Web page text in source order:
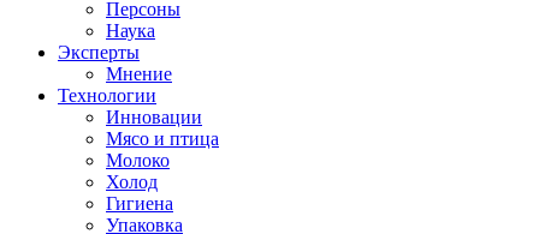
Персоны
Наука
Эксперты
Мнение
Технологии
Инновации
Мясо и птица
Молоко
Холод
Гигиена
Упаковка